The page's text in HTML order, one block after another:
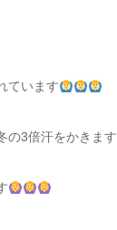
ています
の3倍汗をかきます